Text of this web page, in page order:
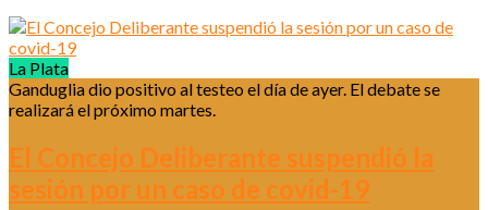
La Plata
Ganduglia dio positivo al testeo el día de ayer. El debate se
realizará el próximo martes.
El Concejo Deliberante suspendió la
sesión por un caso de covid-19